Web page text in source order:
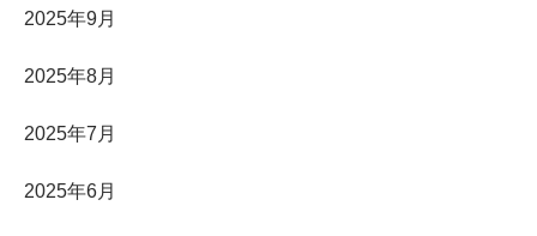
2025年9月
2025年8月
2025年7月
2025年6月